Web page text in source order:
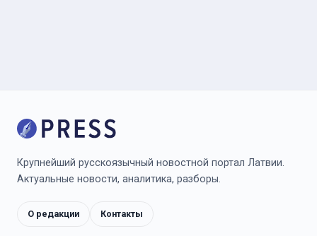
Крупнейший русскоязычный новостной портал Латвии.
Актуальные новости, аналитика, разборы.
О редакции Контакты